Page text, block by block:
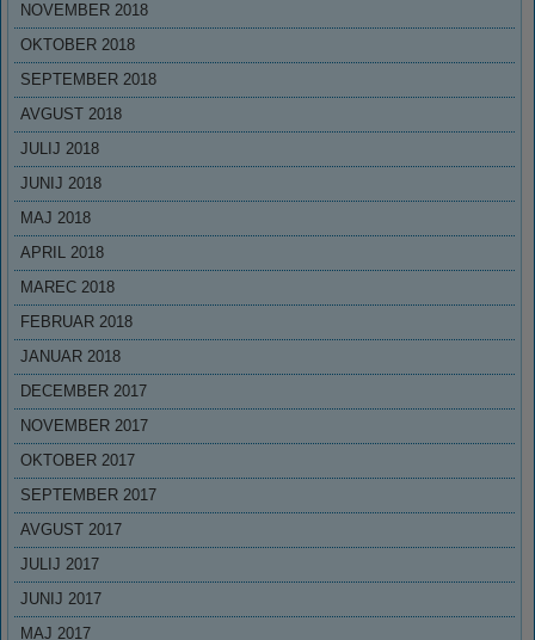
NOVEMBER 2018
OKTOBER 2018
SEPTEMBER 2018
AVGUST 2018
JULIJ 2018
JUNIJ 2018
MAJ 2018
APRIL 2018
MAREC 2018
FEBRUAR 2018
JANUAR 2018
DECEMBER 2017
NOVEMBER 2017
OKTOBER 2017
SEPTEMBER 2017
AVGUST 2017
JULIJ 2017
JUNIJ 2017
MAJ 2017